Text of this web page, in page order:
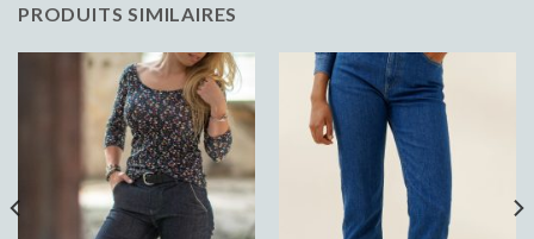
PRODUITS SIMILAIRES